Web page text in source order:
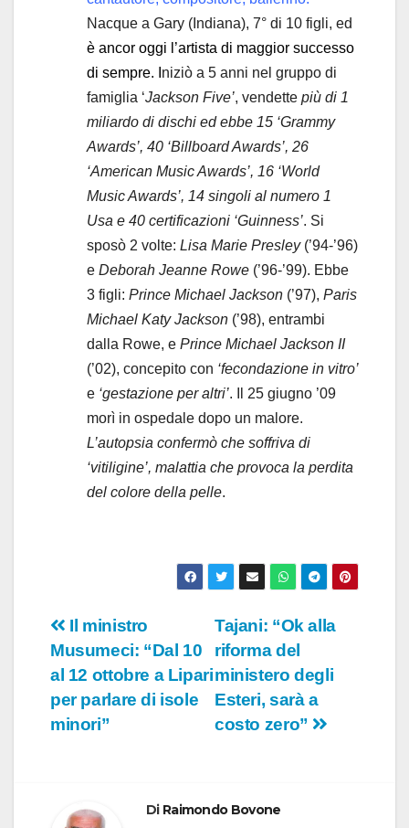
Nacque a Gary (Indiana), 7° di 10 figli, ed
è ancor oggi l’artista di maggior successo
di sempre. I niziò a 5 anni nel gruppo di
famiglia ‘Jackson Five’, vendette più di 1
miliardo di dischi ed ebbe 15 ‘Grammy
Awards’, 40 ‘Billboard Awards’, 26
‘American Music Awards’, 16 ‘World
Music Awards’, 14 singoli al numero 1
Usa e 40 certificazioni ‘Guinness’. Si
sposò 2 volte: Lisa Marie Presley(’94-’96)
e Deborah Jeanne Rowe (’96-’99). Ebbe
3 figli: Prince Michael Jackson (’97), Paris
Michael Katy Jackson (’98), entrambi
dalla Rowe, e Prince Michael Jackson II
(’02), concepito con ‘fecondazione in vitro’
e ‘gestazione per altri’. Il 25 giugno ’09
morì in ospedale dopo un malore.
L’autopsia confermò che soffriva di
‘vitiligine’, malattia che provoca la perdita
del colore della pelle.
Navigazione
articoli
Tajani: “Ok alla
riforma del
ministero degli
Esteri, sarà a
costo zero”
Il ministro
Musumeci: “Dal 10
al 12 ottobre a Lipari
per parlare di isole
minori”
Di Raimondo Bovone